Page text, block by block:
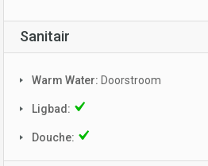
Sanitair
Warm Water: Doorstroom
Ligbad:
Douche: